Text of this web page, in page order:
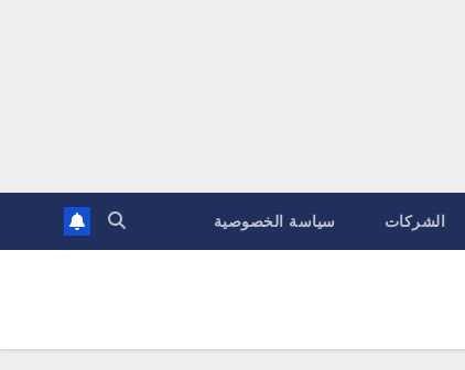
الشركات سياسة الخصوصية